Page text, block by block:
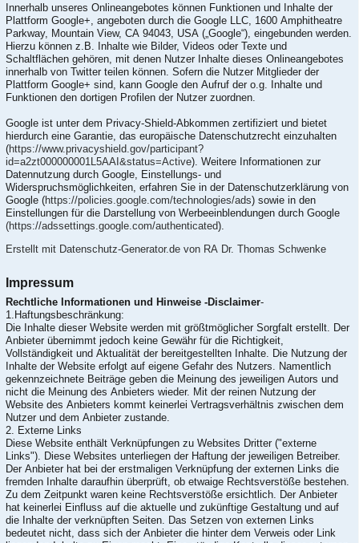
Innerhalb unseres Onlineangebotes können Funktionen und Inhalte der
Plattform Google+, angeboten durch die Google LLC, 1600 Amphitheatre
Parkway, Mountain View, CA 94043, USA („Google“), eingebunden werden.
Hierzu können z.B. Inhalte wie Bilder, Videos oder Texte und
Schaltflächen gehören, mit denen Nutzer Inhalte dieses Onlineangebotes
innerhalb von Twitter teilen können. Sofern die Nutzer Mitglieder der
Plattform Google+ sind, kann Google den Aufruf der o.g. Inhalte und
Funktionen den dortigen Profilen der Nutzer zuordnen.
Google ist unter dem Privacy-Shield-Abkommen zertifiziert und bietet
hierdurch eine Garantie, das europäische Datenschutzrecht einzuhalten
(https://www.privacyshield.gov/participant?
id=a2zt000000001L5AAI&status=Active). Weitere Informationen zur
Datennutzung durch Google, Einstellungs- und
Widerspruchsmöglichkeiten, erfahren Sie in der Datenschutzerklärung von
Google (https://policies.google.com/technologies/ads) sowie in den
Einstellungen für die Darstellung von Werbeeinblendungen durch Google
(https://adssettings.google.com/authenticated).
Erstellt mit Datenschutz-Generator.de von RA Dr. Thomas Schwenke
Impressum
Rechtliche Informationen und Hinweise -Disclaimer-
1.Haftungsbeschränkung:
Die Inhalte dieser Website werden mit größtmöglicher Sorgfalt erstellt. Der
Anbieter übernimmt jedoch keine Gewähr für die Richtigkeit,
Vollständigkeit und Aktualität der bereitgestellten Inhalte. Die Nutzung der
Inhalte der Website erfolgt auf eigene Gefahr des Nutzers. Namentlich
gekennzeichnete Beiträge geben die Meinung des jeweiligen Autors und
nicht die Meinung des Anbieters wieder. Mit der reinen Nutzung der
Website des Anbieters kommt keinerlei Vertragsverhältnis zwischen dem
Nutzer und dem Anbieter zustande.
2. Externe Links
Diese Website enthält Verknüpfungen zu Websites Dritter ("externe
Links"). Diese Websites unterliegen der Haftung der jeweiligen Betreiber.
Der Anbieter hat bei der erstmaligen Verknüpfung der externen Links die
fremden Inhalte daraufhin überprüft, ob etwaige Rechtsverstöße bestehen.
Zu dem Zeitpunkt waren keine Rechtsverstöße ersichtlich. Der Anbieter
hat keinerlei Einfluss auf die aktuelle und zukünftige Gestaltung und auf
die Inhalte der verknüpften Seiten. Das Setzen von externen Links
bedeutet nicht, dass sich der Anbieter die hinter dem Verweis oder Link